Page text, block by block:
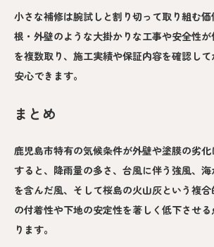
小さな補修は腕試しと割り切って取り組む
根・外壁のような大掛かりな工事や安全性
を複数取り、施工実績や保証内容を確認し
安心できます。
まとめ
鹿児島市特有の気候条件が外壁や塗膜の劣
すると、降雨量の多さ、台風に伴う強風、
を含んだ風、そして桜島の火山灰という複
の付着性や下地の安定性を著しく低下させ
ります。